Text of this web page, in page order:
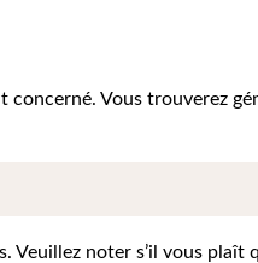
concerné. Vous trouverez
noter s’il vous plaît